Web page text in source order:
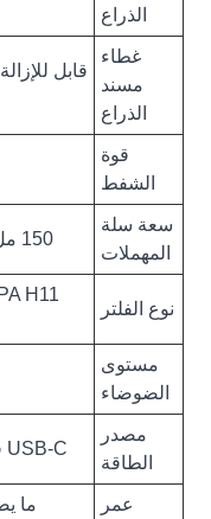
الذراع
غطاء
مسند
الذراع
قوة
الشفط
سعة سلة
المهملات
150 مل (حوالي 20 جرام من الحطام الناعم)
نوع الفلتر
مستوى
الضوضاء
مصدر
الطاقة
USB-C قابل لإعادة الشحن (5 فولت / 2 أمبير)
عمر